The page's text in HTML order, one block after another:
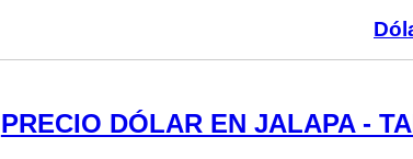
PRECIO DÓLAR EN JALAPA -